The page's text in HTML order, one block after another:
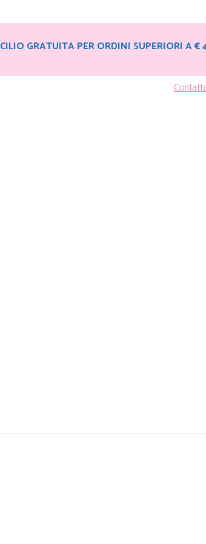
GRATUITA PER ORDINI SUPERIORI A €